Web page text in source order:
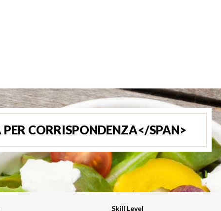
CORRISPONDENZA</SPAN>
Skill Level